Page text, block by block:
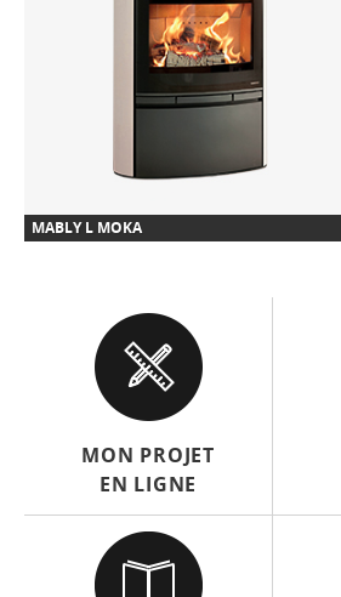
MABLY L MOKA
MON PROJET
EN LIGNE